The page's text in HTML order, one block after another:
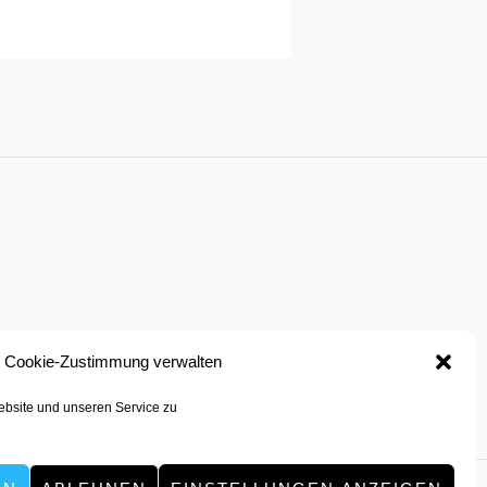
Cookie-Zustimmung verwalten
und unseren Service zu